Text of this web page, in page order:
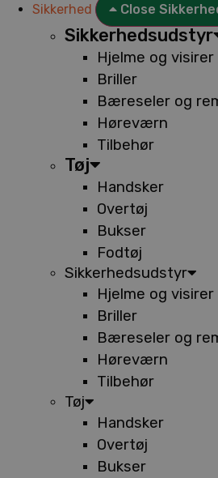
Sikkerhed Close
Sikkerhedsudstyr
Hjelme og visirer
Briller
Bæreseler og
Høreværn
Tilbehør
Tøj
Handsker
Overtøj
Bukser
Fodtøj
Sikkerhedsudstyr
Hjelme og visirer
Briller
Bæreseler og
Høreværn
Tilbehør
Tøj
Handsker
Overtøj
Bukser